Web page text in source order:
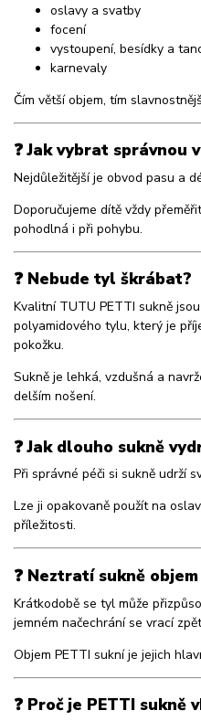
oslavy a svatby
focení
vystoupení, besídky a
karnevaly
Čím větší objem, tím
❓ Jak vybrat správnou
Nejdůležitější je obvod pasu a
Doporučujeme dítě vždy
pohodlná i při pohybu.
❓ Nebude tyl škrábat?
Kvalitní TUTU PETTI sukně
polyamidového tylu, který je
pokožku.
Sukně je lehká, vzdušná a
delším nošení.
❓ Jak dlouho sukně
Při správné péči si sukně udrží
Lze ji opakovaně použít na
příležitosti.
❓ Neztratí sukně
Krátkodobě se tyl může
jemném načechrání se vrací
Objem PETTI sukní je jejich
❓ Proč je PETTI sukně